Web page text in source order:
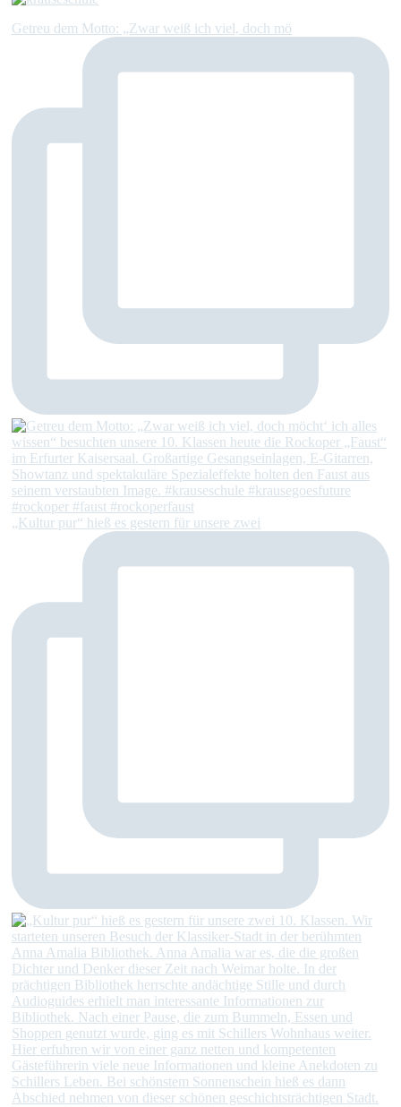
Getreu dem Motto: „Zwar weiß ich viel, doch mö
„Kultur pur“ hieß es gestern für unsere zwei